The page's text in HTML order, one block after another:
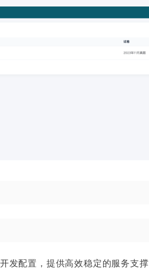
发配置，提供高效稳定的服务支撑